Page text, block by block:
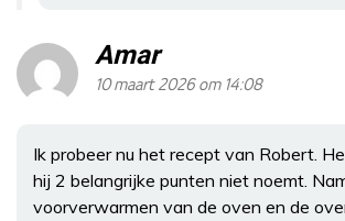
Amar
10 maart 2026 om 14:08
Ik probeer nu het recept van Robert.
hij 2 belangrijke punten niet noemt.
voorverwarmen van de oven en de